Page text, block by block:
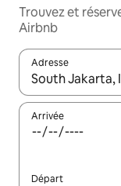
Trouvez et
Airbnb
Adresse
Lorsque les
Arrivée
Départ